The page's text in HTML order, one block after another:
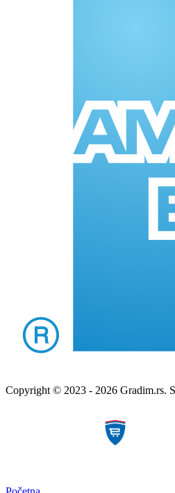
Copyright © 2023 - 2026 Gradim.rs.